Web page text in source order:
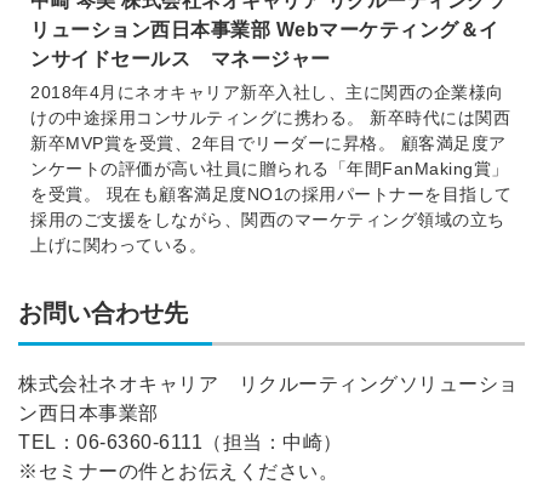
リューション西日本事業部 Webマーケティング＆イ
ンサイドセールス マネージャー
2018年4月にネオキャリア新卒入社し、主に関西の企業様向
けの中途採用コンサルティングに携わる。 新卒時代には関西
新卒MVP賞を受賞、2年目でリーダーに昇格。 顧客満足度ア
ンケートの評価が高い社員に贈られる「年間FanMaking賞」
を受賞。 現在も顧客満足度NO1の採用パートナーを目指して
採用のご支援をしながら、関西のマーケティング領域の立ち
上げに関わっている。
お問い合わせ先
株式会社ネオキャリア リクルーティングソリューショ
ン西日本事業部
TEL：06-6360-6111（担当：中崎）
※セミナーの件とお伝えください。